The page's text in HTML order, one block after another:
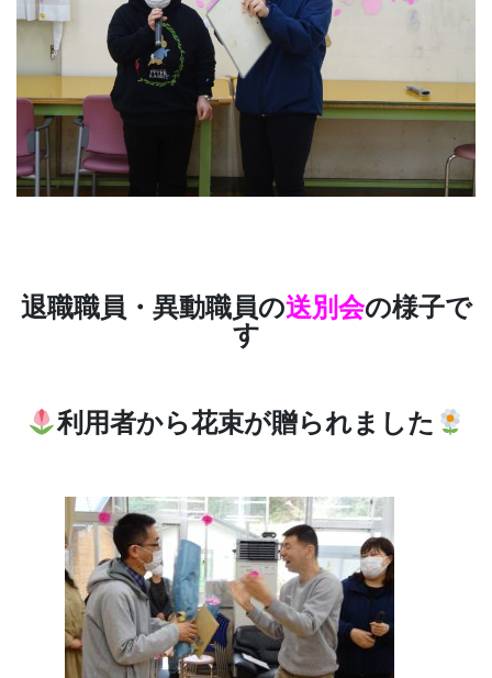
退職職員・異動職員の送別会の様子で
す
利用者から花束が贈られました